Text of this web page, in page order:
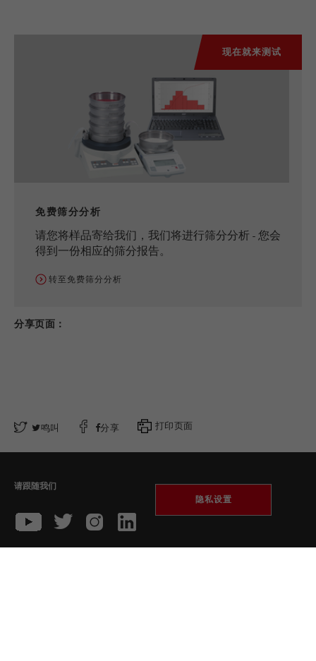
现在就来测试
免费筛分分析
请您将样品寄给我们，我们将进行筛分分析 - 您会
得到一份相应的筛分报告。
转至免费筛分分析
分享页面：
鸣叫 分享 打印页面
请跟随我们
隐私设置